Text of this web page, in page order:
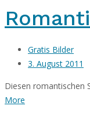
Gratis Bilder
3. August 2011
Diesen romantischen
More